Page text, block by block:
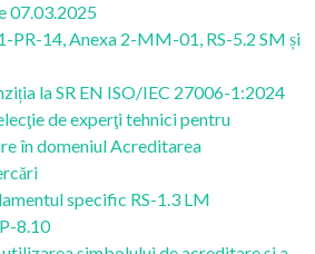
07.03.2025
PR-14, Anexa 2-MM-01, RS-5.2 SM și
la SR EN ISO/IEC 27006-1:2024
de experţi tehnici pentru
în domeniul Acreditarea
specific RS-1.3 LM
8.10